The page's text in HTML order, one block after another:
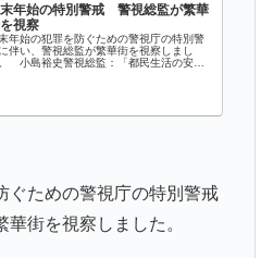
年始の特別警戒 警視総監が繁華
視察
年始の犯罪を防ぐための警視庁の特別警
伴い、警視総監が繁華街を視察しまし
小島裕史警視総監：「都民生活の安全
ための警視庁の特別警戒
街を視察しました。